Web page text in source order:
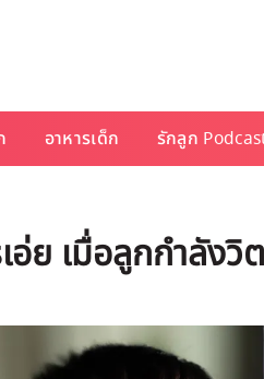
อาหารเด็ก รักลูก
ย เมื่อลูกกำลังวิ